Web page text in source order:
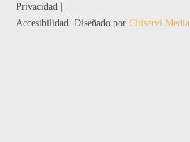
Privacidad
Accesibilidad
. Diseñado porCitiservi Media